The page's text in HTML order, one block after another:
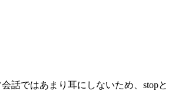
話ではあまり耳にしないため、stopと